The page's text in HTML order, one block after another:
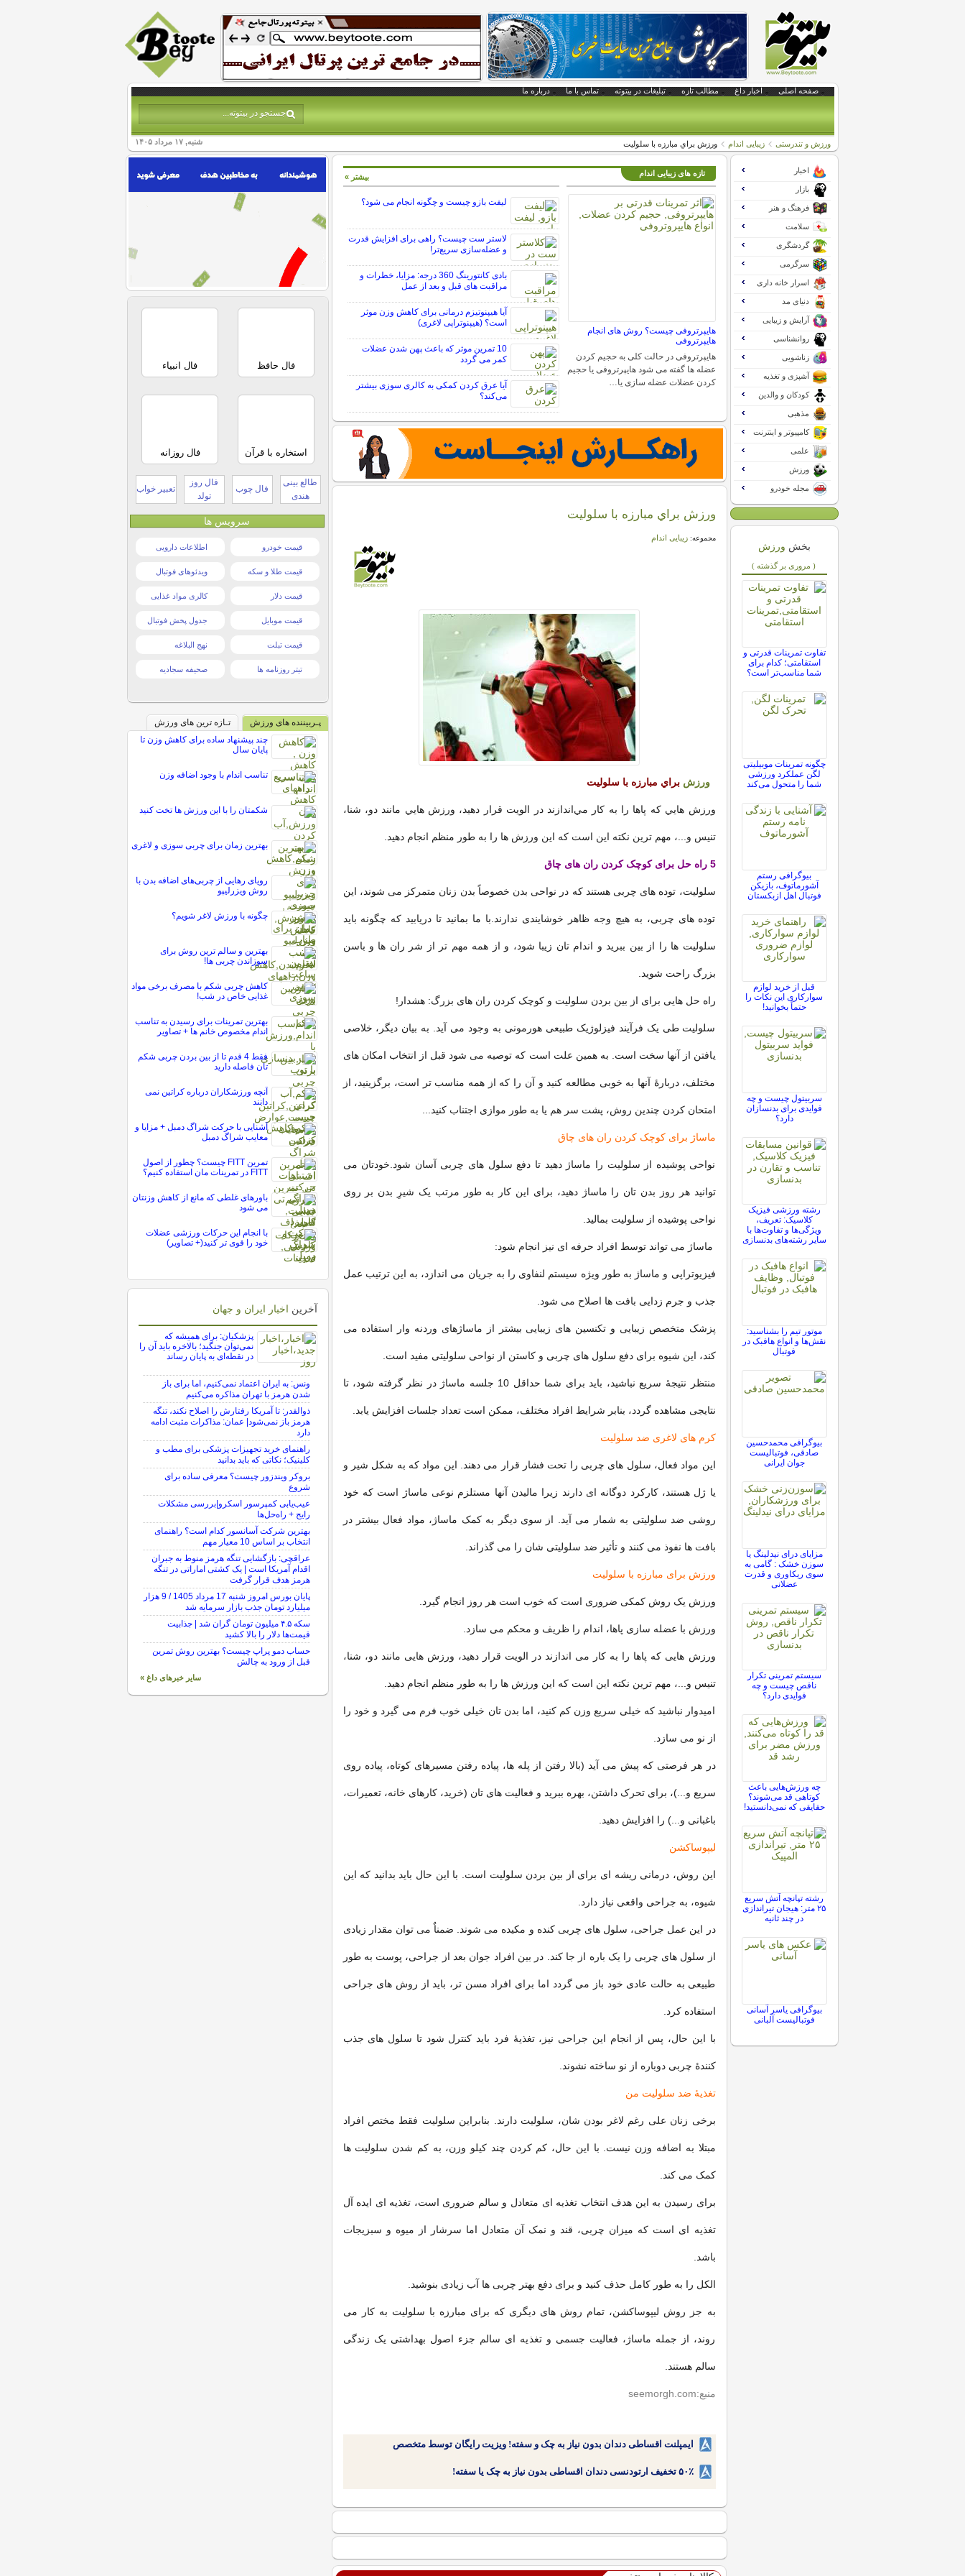
صفحه اصلی اخبار داغ مطالب تازه تبلیغات در بیتوته تماس با ما درباره ما
شنبه, ۱۷ مرداد ۱۴۰۵ ورزش و تندرستی زیبایی اندام ورزش براي مبارزه با سلوليت
تازه های زیبایی اندام
هایپرتروفی چیست؟ روش های انجام
هایپرتروفی
هایپرتروفی در حالت کلی به حجیم کردن
عضله ها گفته می شود هایپرتروفی یا حجیم
کردن عضلات عضله سازی یا…
لیفت بازو چیست و چگونه انجام می شود؟
لاستر ست چیست؟ راهی برای افزایش قدرت
و عضله‌سازی سریع‌تر!
بادی کانتورینگ 360 درجه: مزایا، خطرات و
مراقبت های قبل و بعد از عمل
آیا هیپنوتیزم درمانی برای کاهش وزن موثر
است؟ (هیپنوتراپی لاغری)
10 تمرین موثر که باعث پهن شدن عضلات
کمر می گردد
آیا عرق کردن کمکی به کالری سوزی بیشتر
می‌کند؟
بیشتر »
ورزش براي مبارزه با سلوليت
مجموعه:زیبایی اندام
ورزش براي مبارزه با سلوليت
ورزش هايي كه پاها را به كار مي‌اندازند در الويت قرار دهيد، ورزش هايي مانند دو، شنا،
تنيس و...، مهم ترين نكته اين است كه اين ورزش ها را به طور منظم انجام دهيد.
5 راه حل برای کوچک کردن ران های چاق
سلولیت، توده های چربی هستند که در نواحی بدن خصوصاً بدن زنان متمرکز می شوند، این
توده های چربی، به هیچ وجه ظاهر خوشایندی ندارند.با ما بمانید تا دریابید که چگونه باید
سلولیت ها را از بین ببرید و اندام تان زیبا شود، و از همه مهم تر از شر ران ها و باسن
بزرگ راحت شوید.
راه حل هایی برای از بین بردن سلولیت و کوچک کردن ران های بزرگ: هشدار!
سلولیت طی یک فرآیند فیزلوژیک طبیعی هورمونی به وجود می آید. به بیان دیگر، خلاصی
یافتن از آنها سخت است. به همین علت است که توصیه می شود قبل از انتخاب امکان های
مختلف، دربارۀ آنها به خوبی مطالعه کنید و آن را که از همه مناسب تر است، برگزینید، از
امتحان کردن چندین روش، پشت سر هم یا به طور موازی اجتناب کنید...
ماساژ برای کوچک کردن ران های چاق
نواحی پوشیده از سلولیت را ماساژ دهید تا دفع سلول های چربی آسان شود.خودتان می
توانید هر روز بدن تان را ماساژ دهید، برای این کار به طور مرتب یک شیرِ بدن بر روی
نواحی پوشیده از سلولیت بمالید.
ماساژ می تواند توسط افراد حرفه ای نیز انجام شود:
فیزیوتراپی و ماساژ به طور ویژه سیستم لنفاوی را به جریان می اندازد، به این ترتیب عمل
جذب و جرم زدایی بافت ها اصلاح می شود.
پزشک متخصص زیبایی و تکنسین های زیبایی بیشتر از ماساژهای وردنه وار استفاده می
کند، این شیوه برای دفع سلول های چربی و کاستن از نواحی سلولیتی مفید است.
منتظر نتیجۀ سریع نباشید، باید برای شما حداقل 10 جلسه ماساژ در نظر گرفته شود، تا
نتایجی مشاهده گردد، بنابر شرایط افراد مختلف، ممکن است تعداد جلسات افزایش یابد.
کرم های لاغری ضد سلولیت
این مواد فعال، سلول های چربی را تحت فشار قرار می دهند. این مواد که به شکل شیر و
یا ژل هستند، کارکرد دوگانه ای دارند زیرا مالیدن آنها مستلزم نوعی ماساژ است که خود
روشی ضد سلولیتی به شمار می آید. از سوی دیگر به کمک ماساژ، مواد فعال بیشتر در
بافت ها نفوذ می کنند و تأثیر ضد سلولیتی شان را می گذراند.
ورزش برای مبارزه با سلولیت
ورزش یک روش کمکی ضروری است که خوب است هر روز انجام گیرد.
ورزش با عضله سازی پاها، اندام را ظریف و محکم می سازد.
ورزش هایی که پاها را به کار می اندازند در الویت قرار دهید، ورزش هایی مانند دو، شنا،
تنیس و...، مهم ترین نکته این است که این ورزش ها را به طور منظم انجام دهید.
امیدوار نباشید که خیلی سریع وزن کم کنید، اما بدن تان خیلی خوب فرم می گیرد و خود را
از نو می سازد.
در هر فرصتی که پیش می آید (بالا رفتن از پله ها، پیاده رفتن مسیرهای کوتاه، پیاده روی
سریع و...)، برای تحرک داشتن، بهره ببرید و فعالیت های تان (خرید، کارهای خانه، تعمیرات،
باغبانی و...) را افزایش دهید.
لیپوساکشن
این روش، درمانی ریشه ای برای از بین بردن سلولیت است. با این حال باید بدانید که این
شیوه، به جراحی واقعی نیاز دارد.
در این عمل جراحی، سلول های چربی کنده و مکیده می شوند. ضمناٌ می توان مقدار زیادی
از سلول های چربی را یک باره از جا کند. در بین افراد جوان بعد از جراحی، پوست به طور
طبیعی به حالت عادی خود باز می گردد اما برای افراد مسن تر، باید از روش های جراحی
استفاده کرد.
با این حال، پس از انجام این جراحی نیز، تغذیۀ فرد باید کنترل شود تا سلول های جذب
کنندۀ چربی دوباره از نو ساخته نشوند.
تغذیۀ ضد سلولیت من
برخی زنان علی رغم لاغر بودن شان، سلولیت دارند. بنابراین سلولیت فقط مختص افراد
مبتلا به اضافه وزن نیست. با این حال، کم کردن چند کیلو وزن، به کم شدن سلولیت ها
کمک می کند.
برای رسیدن به این هدف انتخاب تغذیه ای متعادل و سالم ضروری است، تغذیه ای ایده آل
تغذیه ای است که میزان چربی، قند و نمک آن متعادل اما سرشار از میوه و سبزیجات
باشد.
الکل را به طور کامل حذف کنید و برای دفع بهتر چربی ها آب زیادی بنوشید.
به جز روش لیپوساکشن، تمام روش های دیگری که برای مبارزه با سلولیت به کار می
روند، از جمله ماساژ، فعالیت جسمی و تغذیه ای سالم جزء اصول بهداشتی یک زندگی
سالم هستند.
منبع:seemorgh.com
ایمپلنت اقساطی دندان بدون نیاز به چک و سفته! ویزیت رایگان توسط متخصص
۵۰٪ تخفیف ارتودنسی دندان اقساطی بدون نیاز به چک یا سفته!
اخبار
بازار
فرهنگ و هنر
سلامت
گردشگری
سرگرمی
اسرار خانه داری
دنیای مد
آرایش و زیبایی
روانشناسی
زناشویی
آشپزی و تغذیه
کودکان و والدین
مذهبی
کامپیوتر و اینترنت
علمی
ورزش
مجله خودرو
بخش ورزش
( مروری بر گذشته )
تفاوت تمرینات قدرتی و
استقامتی؛ کدام برای
شما مناسب‌تر است؟
چگونه تمرینات موبیلیتی
لگن عملکرد ورزشی
شما را متحول می‌کند
بیوگرافی رستم
آشورماتوف، بازیکن
فوتبال اهل ازبکستان
قبل از خرید لوازم
سوارکاری این نکات را
حتماً بخوانید!
سربیتول چیست و چه
فوایدی برای بدنسازان
دارد؟
رشته ورزشی فیزیک
کلاسیک: تعریف،
ویژگی‌ها و تفاوت‌ها با
سایر رشته‌های بدنسازی
موتور تیم را بشناسید:
نقش‌ها و انواع هافبک در
فوتبال
بیوگرافی محمدحسین
صادقی، فوتبالیست
جوان ایرانی
مزایای درای نیدلینگ یا
سوزن خشک : گامی به
سوی ریکاوری و قدرت
عضلانی
سیستم تمرینی تکرار
ناقص چیست و چه
فوایدی دارد؟
چه ورزش‌هایی باعث
کوتاهی قد می‌شوند؟
حقایقی که نمی‌دانستید!
رشته تپانچه آتش سریع
۲۵ متر: هیجان تیراندازی
در چند ثانیه
بیوگرافی یاسر آسانی
فوتبالیست آلبانی
فال حافظ فال انبیاء
استخاره با قرآن فال روزانه
طالع بینی
هندی
فال چوب
فال روز
تولد
تعبیر خواب
سرویس ها
قیمت خودرو اطلاعات دارویی
قیمت طلا و سکه ویدئوهای فوتبال
قیمت دلار کالری مواد غذایی
قیمت موبایل جدول پخش فوتبال
قیمت تبلت نهج البلاغه
تیتر روزنامه ها صحیفه سجادیه
پـربیننده های ورزش
تـازه ترین های ورزش
چند پیشنهاد ساده برای کاهش وزن تا
پایان سال
تناسب اندام با وجود اضافه وزن
شکمتان را با این ورزش ها تخت کنید
بهترین زمان برای چربی سوزی و لاغری
رویای رهایی از چربی‌های اضافه بدن با
روش ویزرلیپو
چگونه با ورزش لاغر شویم؟
بهترین و سالم ترین روش برای
سوزاندن چربی ها!
کاهش چربی شکم با مصرف برخی مواد
غذایی خاص در شب!
بهترین تمرینات برای رسیدن به تناسب
اندام مخصوص خانم ها + تصاویر
فقط 4 قدم تا از بین بردن چربی شکم
تان فاصله دارید
آنچه ورزشکاران درباره کراتین نمی
دانند
آشنایی با حرکت شراگ دمبل + مزایا و
معایب شراگ دمبل
تمرین FITT چیست؟ چطور از اصول
FITT در تمرینات مان استفاده کنیم؟
باورهای غلطی که مانع از کاهش وزنتان
می شود
با انجام این حرکات ورزشی عضلات
خود را قوی تر کنید(+ تصاویر)
آخرین اخبار ایران و جهان
پزشکیان: برای همیشه که
نمی‌توان جنگید؛ بالاخره باید آن را
در نقطه‌ای به پایان رساند
ونس: به ایران اعتماد نمی‌کنیم، اما برای باز
شدن هرمز با تهران مذاکره می‌کنیم
ذوالقدر: تا آمریکا رفتارش را اصلاح نکند، تنگه
هرمز باز نمی‌شود| عمان: مذاکرات مثبت ادامه
دارد
راهنمای خرید تجهیزات پزشکی برای مطب و
کلینیک؛ نکاتی که باید بدانید
بروکر ویندزور چیست؟ معرفی ساده برای
شروع
عیب‌یابی کمپرسور اسکرو|بررسی مشکلات
رایج + راه‌حل‌ها
بهترین شرکت آسانسور کدام است؟ راهنمای
انتخاب بر اساس 10 معیار مهم
عراقچی: بازگشایی تنگه هرمز منوط به جبران
اقدام آمریکا است | یک کشتی اماراتی در تنگه
هرمز هدف قرار گرفت
پایان بورس امروز شنبه 17 مرداد 1405 / 9 هزار
میلیارد تومان جذب بازار سرمایه شد
سکه ۴.۵ میلیون تومان گران شد | جذابیت
قیمت‌ها دلار را بالا کشید
حساب دمو پراپ چیست؟ بهترین روش تمرین
قبل از ورود به چالش
سایر خبرهای داغ »